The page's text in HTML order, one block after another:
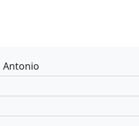
Antonio